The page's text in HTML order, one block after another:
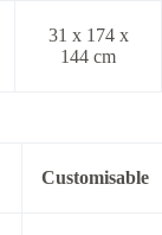
31 x 174 x
144 cm
Customisable